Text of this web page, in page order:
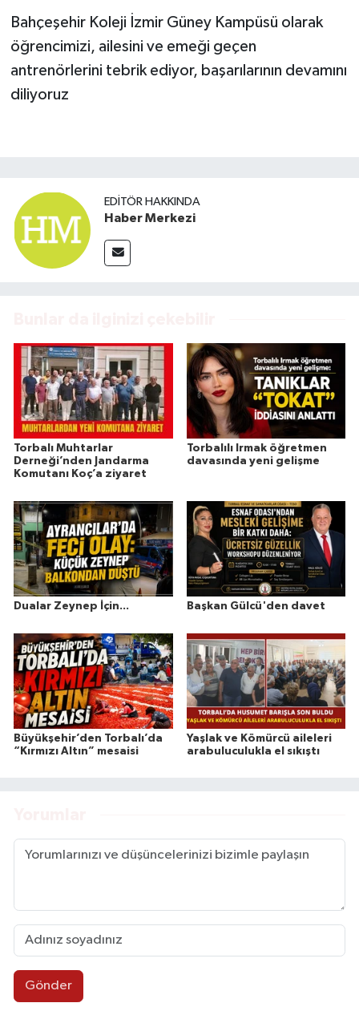
Bahçeşehir Koleji İzmir Güney Kampüsü olarak
öğrencimizi, ailesini ve emeği geçen
antrenörlerini tebrik ediyor, başarılarının devamını
diliyoruz
EDITÖR HAKKINDA
Haber Merkezi
Torbalı Muhtarlar
Derneği’nden Jandarma
Komutanı Koç’a ziyaret
Torbalılı Irmak öğretmen
davasında yeni gelişme
Dualar Zeynep İçin... Başkan Gülcü'den davet
Büyükşehir’den Torbalı’da
“Kırmızı Altın” mesaisi
Yaşlak ve Kömürcü aileleri
arabuluculukla el sıkıştı
Gönder